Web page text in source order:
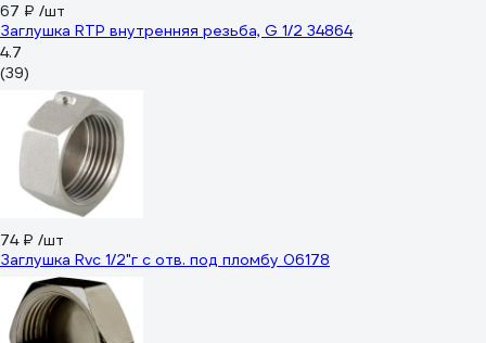
67 ₽ /шт
Заглушка RTP внутренняя резьба, G 1/2 34864
4.7
(39)
74 ₽ /шт
Заглушка Rvc 1/2"г с отв. под пломбу 06178